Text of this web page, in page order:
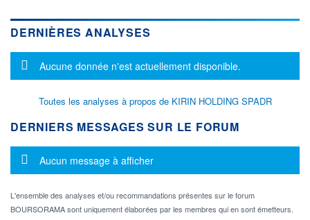
DERNIÈRES ANALYSES
Message d'information
Aucune donnée n'est actuellement disponible.
Toutes les analyses à propos de KIRIN HOLDING SPADR
DERNIERS MESSAGES SUR LE FORUM
Message d'information
Aucun message à afficher
L'ensemble des analyses et/ou recommandations présentes sur le forum
BOURSORAMA sont uniquement élaborées par les membres qui en sont émetteurs.